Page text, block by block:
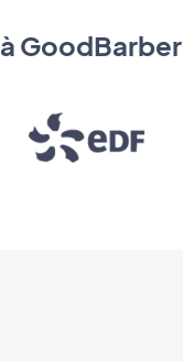
GoodBarber